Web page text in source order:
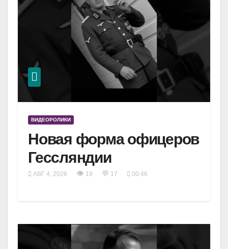
ВИДЕОРОЛИКИ
Новая форма офицеров
Гессляндии
АВГ 4, 2026 👁 19 💬 17 00:46